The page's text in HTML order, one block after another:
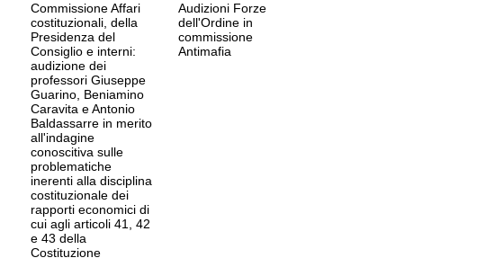
Commissione Affari
costituzionali, della
Presidenza del
Consiglio e interni:
audizione dei
professori Giuseppe
Guarino, Beniamino
Caravita e Antonio
Baldassarre in merito
all'indagine
conoscitiva sulle
problematiche
inerenti alla disciplina
costituzionale dei
rapporti economici di
cui agli articoli 41, 42
e 43 della
Costituzione
Audizioni Forze
dell'Ordine in
commissione
Antimafia